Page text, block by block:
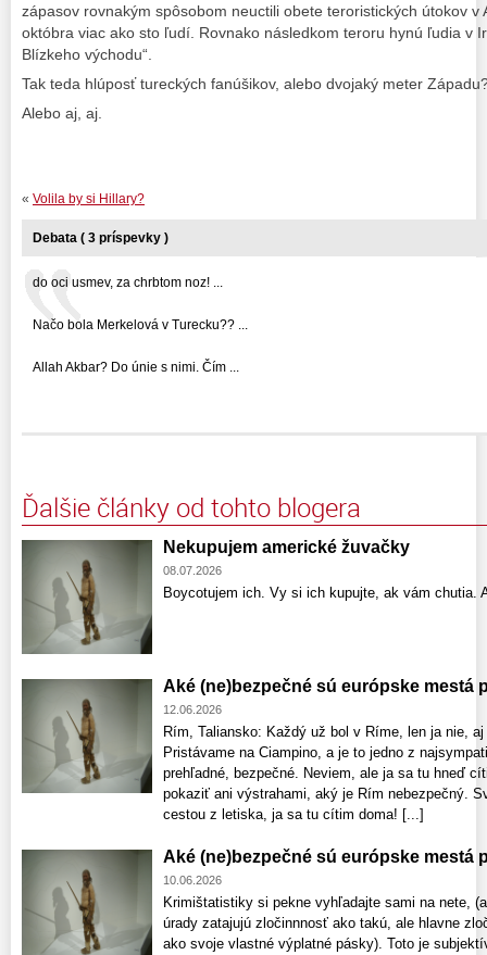
zápasov rovnakým spôsobom neuctili obete teroristických útokov v
októbra viac ako sto ľudí. Rovnako následkom teroru hynú ľudia v
Blízkeho východu“.
Tak teda hlúposť tureckých fanúšikov, alebo dvojaký meter
Alebo aj, aj.
« Volila by si Hillary?
Debata ( 3 príspevky )
do oci usmev, za chrbtom noz! ...
Načo bola Merkelová v Turecku?? ...
Allah Akbar? Do únie s nimi. Čím ...
Ďalšie články od tohto blogera
Nekupujem americké žuvačky
08.07.2026
Boycotujem ich. Vy si ich kupujte, ak vám chutia.
Aké (ne)bezpečné sú európske mestá
12.06.2026
Rím, Taliansko: Každý už bol v Ríme, len ja nie,
Pristávame na Ciampino, a je to jedno z
prehľadné, bezpečné. Neviem, ale ja sa tu hneď
pokaziť ani výstrahami, aký je Rím nebezpečný.
cestou z letiska, ja sa tu cítim doma! [...]
Aké (ne)bezpečné sú európske mestá
10.06.2026
Krimištatistiky si pekne vyhľadajte sami na nete,
úrady zatajujú zločinnnosť ako takú, ale hlavne
ako svoje vlastné výplatné pásky). Toto je